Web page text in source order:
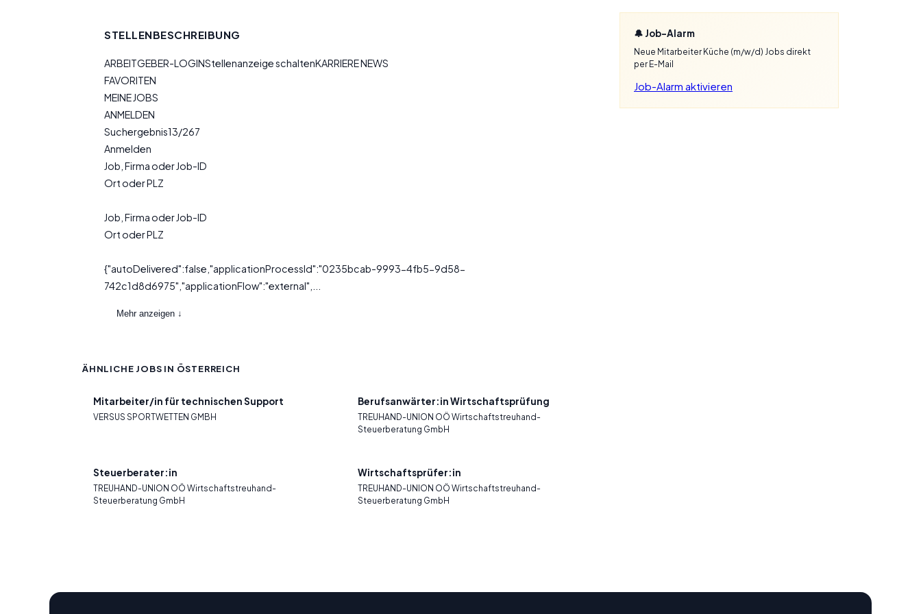
STELLENBESCHREIBUNG
ARBEITGEBER-LOGINStellenanzeige schaltenKARRIERE NEWS
FAVORITEN
MEINE JOBS
ANMELDEN
Suchergebnis13/267
Anmelden
Job, Firma oder Job-ID
Ort oder PLZ
Job, Firma oder Job-ID
Ort oder PLZ
{"autoDelivered":false,"applicationProcessId":"0235bcab-9993-4fb5-9d58-
742c1d8d6975","applicationFlow":"external",...
Mehr anzeigen ↓
ÄHNLICHE JOBS IN ÖSTERREICH
Mitarbeiter/in für technischen Support
VERSUS SPORTWETTEN GMBH
Berufsanwärter:in Wirtschaftsprüfung
TREUHAND-UNION OÖ Wirtschaftstreuhand-
Steuerberatung GmbH
Steuerberater:in
TREUHAND-UNION OÖ Wirtschaftstreuhand-
Steuerberatung GmbH
Wirtschaftsprüfer:in
TREUHAND-UNION OÖ Wirtschaftstreuhand-
Steuerberatung GmbH
🔔 Job-Alarm
Neue Mitarbeiter Küche (m/w/d) Jobs direkt
per E-Mail
Job-Alarm aktivieren